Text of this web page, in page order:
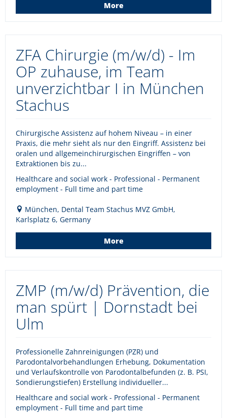
More
ZFA Chirurgie (m/w/d) - Im
OP zuhause, im Team
unverzichtbar I in München
Stachus
Chirurgische Assistenz auf hohem Niveau – in einer
Praxis, die mehr sieht als nur den Eingriff. Assistenz bei
oralen und allgemeinchirurgischen Eingriffen – von
Extraktionen bis zu...
Healthcare and social work - Professional - Permanent
employment - Full time and part time
München, Dental Team Stachus MVZ GmbH,
Karlsplatz 6, Germany
More
ZMP (m/w/d) Prävention, die
man spürt | Dornstadt bei
Ulm
Professionelle Zahnreinigungen (PZR) und
Parodontalvorbehandlungen Erhebung, Dokumentation
und Verlaufskontrolle von Parodontalbefunden (z. B. PSI,
Sondierungstiefen) Erstellung individueller...
Healthcare and social work - Professional - Permanent
employment - Full time and part time